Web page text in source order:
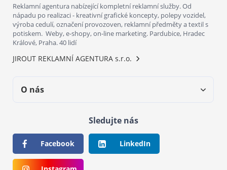
Reklamní agentura nabízející kompletní reklamní služby. Od
nápadu po realizaci - kreativní grafické koncepty, polepy vozidel,
výroba cedulí, označení provozoven, reklamní předměty a textil s
potiskem. Weby, e-shopy, on-line marketing. Pardubice, Hradec
Králové, Praha. 40 lidí
JIROUT REKLAMNÍ AGENTURA s.r.o.
O nás
Sledujte nás
Facebook LinkedIn